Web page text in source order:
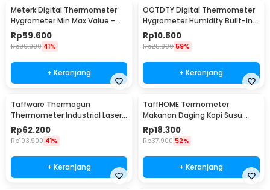
Meterk Digital Thermometer
Hygrometer Min Max Value -
CJ-3305F
Rp59.600
Rp99.900 41%
+ Keranjang
OOTDTY Digital Thermometer
Hygrometer Humidity Built-In
Probe - SD583
Rp10.800
Rp25.900 59%
+ Keranjang
Taffware Thermogun
Thermometer Industrial Laser
Infrared NonContact - CX6000
Rp62.200
Rp103.900 41%
+ Keranjang
TaffHOME Termometer
Makanan Daging Kopi Susu
Analog Single Probe - D9144
Rp18.300
Rp37.900 52%
+ Keranjang